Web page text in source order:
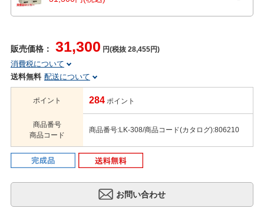
販売価格： 31,300 円(税抜 28,455円)
消費税について
送料無料 配送について
ポイント 284 ポイント
商品番号
商品コード
商品番号:LK-308/商品コード(カタログ):806210